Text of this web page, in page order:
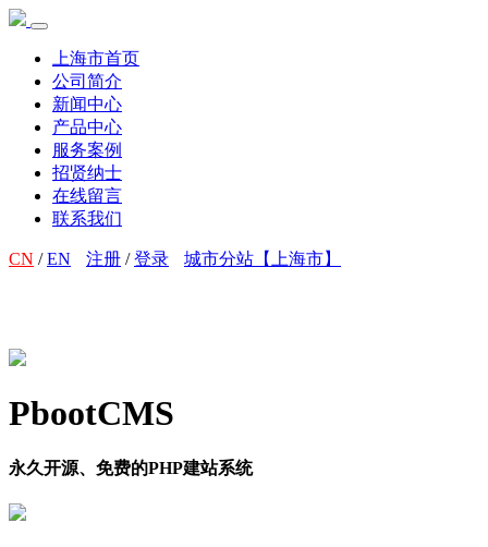
上海市首页
公司简介
新闻中心
产品中心
服务案例
招贤纳士
在线留言
联系我们
CN /EN 注册 /登录 城市分站【上海市】
PbootCMS
永久开源、免费的PHP建站系统